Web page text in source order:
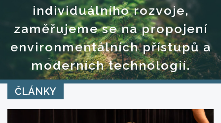
individuálního rozvoje,
zaměřujeme se na propojení
environmentálních přístupů a
moderních technologií.
ČLÁNKY